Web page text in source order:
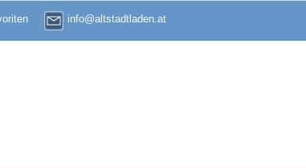
info@altstadtladen.at